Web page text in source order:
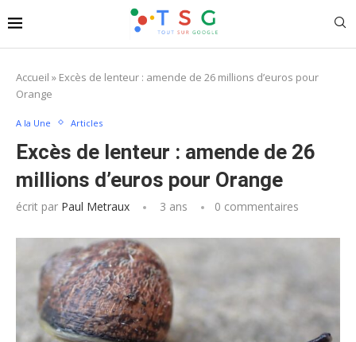
Accueil » Excès de lenteur : amende de 26 millions d’euros pour
Orange
A la Une Articles
Excès de lenteur : amende de 26
millions d’euros pour Orange
écrit par Paul Metraux 3 ans 0 commentaires